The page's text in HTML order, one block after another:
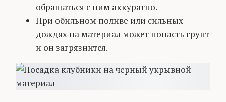
обращаться с ним аккуратно.
При обильном поливе или сильных
дождях на материал может попасть грунт
и он загрязнится.